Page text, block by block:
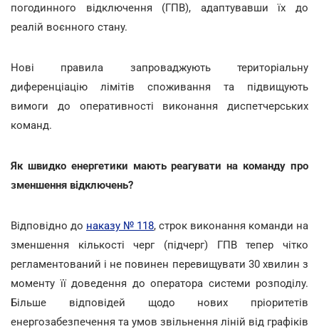
погодинного відключення (ГПВ), адаптувавши їх до
реалій воєнного стану.
Нові правила запроваджують територіальну
диференціацію лімітів споживання та підвищують
вимоги до оперативності виконання диспетчерських
команд.
Як швидко енергетики мають реагувати на команду про
зменшення відключень?
Відповідно до наказу № 118, строк виконання команди на
зменшення кількості черг (підчерг) ГПВ тепер чітко
регламентований і не повинен перевищувати 30 хвилин з
моменту її доведення до оператора системи розподілу.
Більше відповідей щодо нових пріоритетів
енергозабезпечення та умов звільнення ліній від графіків